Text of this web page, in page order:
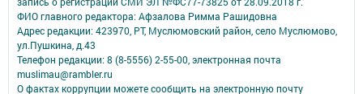
ФИО главного редактора: Афзалова Римма Рашидовна
Адрес редакции: 423970, РТ, Муслюмовский район, село Муслюмово,
ул.Пушкина, д.43
Телефон редакции: 8 (8-5556) 2-55-00, электронная почта
muslimau@rambler.ru
О фактах коррупции можете сообщить на электронную почту